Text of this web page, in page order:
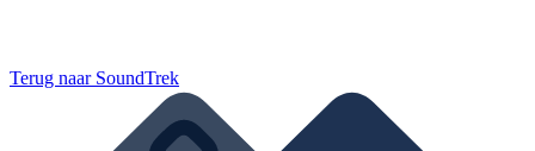
Terug naar SoundTrek